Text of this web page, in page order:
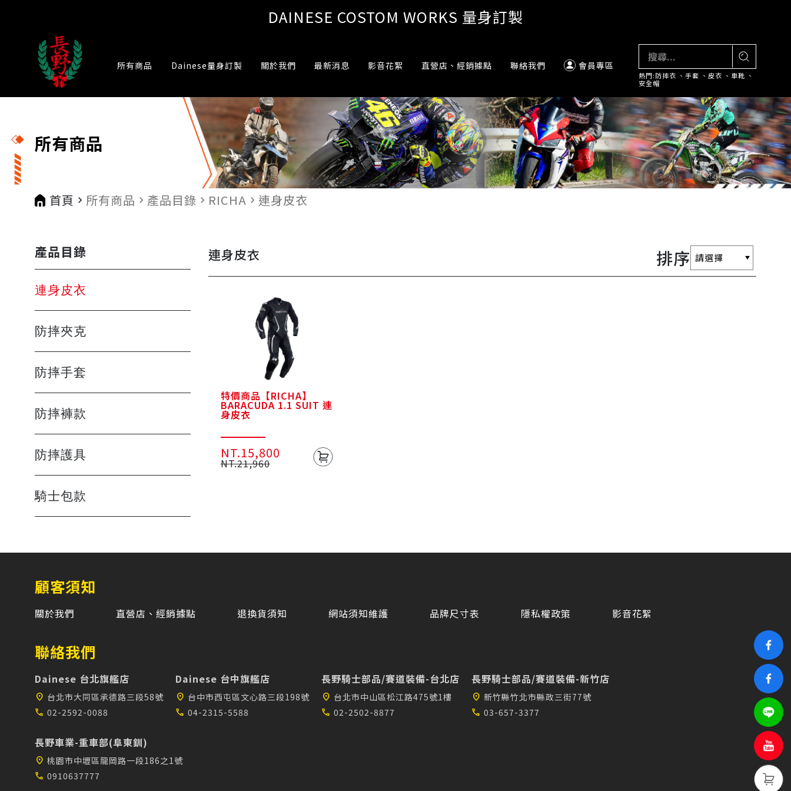
DAINESE COSTOM WORKS 量身訂製
所有商品 Dainese量身訂製 關於我們 最新消息 影音花絮 直營店、經銷據點 聯絡我們 會員專區
熱門:防摔衣 、手套 、 皮衣 、車靴 、
安全帽
所有商品
首頁 navigate_next 所有商品 navigate_next 產品目錄 navigate_next RICHA navigate_next 連身皮衣
產品目錄
連身皮衣
防摔夾克
防摔手套
防摔褲款
防摔護具
騎士包款
連身皮衣 排序
特價商品【RICHA】
BARACUDA 1.1 SUIT 連
身皮衣
NT.21,960
NT.15,800
顧客須知
關於我們 直營店、經銷據點 退換貨須知 網站須知維護 品牌尺寸表 隱私權政策 影音花絮
聯絡我們
Dainese 台北旗艦店
location_on 台北市大同區承德路三段58號
call 02-2592-0088
Dainese 台中旗艦店
location_on 台中市西屯區文心路三段198號
call 04-2315-5588
長野騎士部品/賽道裝備-台北店
location_on 台北市中山區松江路475號1樓
call 02-2502-8877
長野騎士部品/賽道裝備-新竹店
location_on 新竹縣竹北市縣政三街77號
call 03-657-3377
長野車業-重車部(阜東釧)
location_on 桃園市中壢區龍岡路一段186之1號
call 0910637777